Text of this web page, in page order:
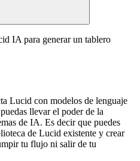
IA para generar un tablero
Lucid con modelos de lenguaje
llevar el poder de la
de IA. Es decir que puedes
de Lucid existente y crear
tu flujo ni salir de tu